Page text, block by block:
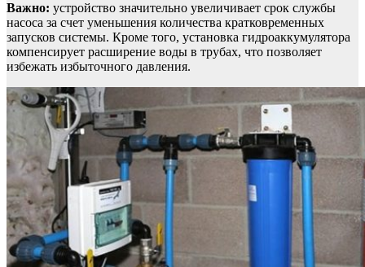
Важно: устройство значительно увеличивает срок службы
насоса за счет уменьшения количества кратковременных
запусков системы. Кроме того, установка гидроаккумулятора
компенсирует расширение воды в трубах, что позволяет
избежать избыточного давления.